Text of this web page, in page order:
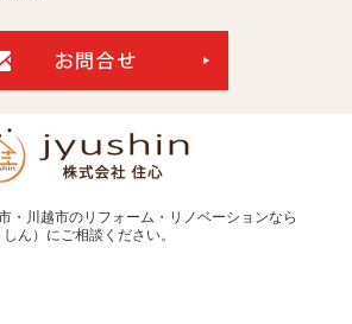
・川越市のリフォーム・リノベーションなら
ん） にご相談ください。